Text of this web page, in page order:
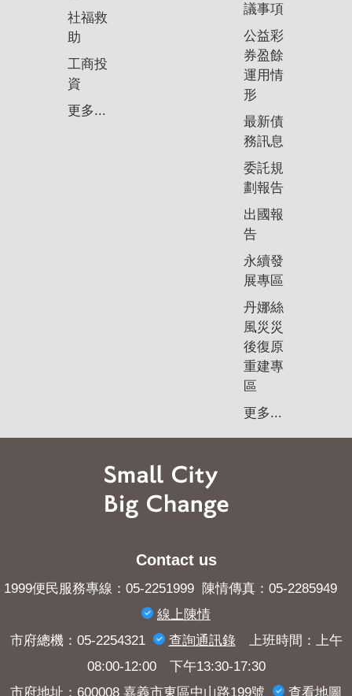
社福救
助
工商投
資
更多...
議事項
公益彩
券盈餘
運用情
形
最新債
務訊息
委託規
劃報告
出國報
告
永續發
展專區
丹娜絲
風災災
後復原
重建專
區
更多...
Contact us
1999便民服務專線：05-2251999 陳情傳真：05-2285949
線上陳情
市府總機：05-2254321
查詢​通訊錄上班時間：上午
08:00-12:00 下午13:30-17:30
市府地址：600008 嘉義市東區中山路199號
查看地圖